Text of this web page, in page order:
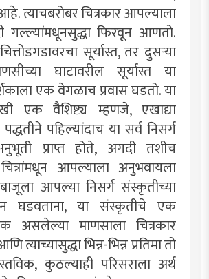
त्याचबरोबर चित्रकार आपल्याला
फिरवून आणतो.
सूर्यास्त, तर दुसर्‍या
घाटावरील सूर्यास्त या
एक वेगळाच प्रवास घडतो. या
एक वैशिष्ट्य म्हणजे, एखाद्या
पहिल्यांदाच या सर्व निसर्ग
प्राप्त होते, अगदी तशीच
आपल्याला अनुभवायला
आपल्या निसर्ग संस्कृतीच्या
घडवताना, या संस्कृतीचे एक
असलेल्या माणसाला चित्रकार
त्याच्यासुद्धा भिन्न-भिन्न प्रतिमा तो
कुठल्याही परिसराला अर्थ